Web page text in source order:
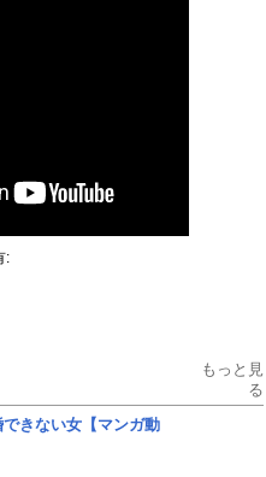
:
もっと見
る
できない女【マンガ動